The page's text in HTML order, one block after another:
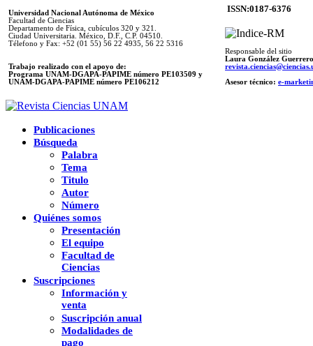
Universidad Nacional Autónoma de México
Facultad de Ciencias
Departamento de Física, cubículos 320 y 321.
Ciudad Universitaria. México, D.F., C.P. 04510.
Télefono y Fax: +52 (01 55) 56 22 4935, 56 22 5316
Trabajo realizado con el apoyo de:
Programa UNAM-DGAPA-PAPIME número PE103509 y
UNAM-DGAPA-PAPIME número PE106212
ISSN:0187-6376
Responsable del sitio
Laura González Guerrero
Asesor técnico: e-
Publicaciones
Búsqueda
Palabra
Tema
Titulo
Autor
Número
Quiénes somos
Presentación
El equipo
Facultad de
Ciencias
Suscripciones
Información y
venta
Suscripción anual
Modalidades de
pago